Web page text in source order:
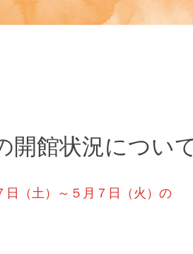
開館状況について
日（土）～５月７日（火）の